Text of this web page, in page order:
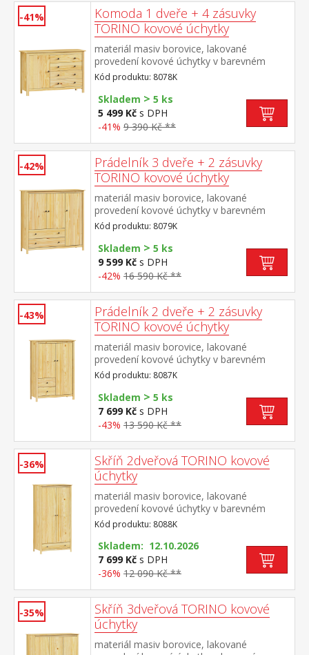
-41%
Komoda 1 dveře + 4 zásuvky
TORINO kovové úchytky
materiál masiv borovice, lakované
provedení kovové úchytky v barevném
provedení černěná mosaz 1 dvířka a 4
zásuvky s kovovými pojezdy
Kód produktu: 8078K
Skladem > 5 ks
5 499 Kč s DPH
-41% 9 390 Kč **
-42%
Prádelník 3 dveře + 2 zásuvky
TORINO kovové úchytky
materiál masiv borovice, lakované
provedení kovové úchytky v barevném
provedení černěná mosaz 3 dvířka a 2
zásuvky s kovovými pojezdy
Kód produktu: 8079K
Skladem > 5 ks
9 599 Kč s DPH
-42% 16 590 Kč **
-43%
Prádelník 2 dveře + 2 zásuvky
TORINO kovové úchytky
materiál masiv borovice, lakované
provedení kovové úchytky v barevném
provedení černěná mosaz 2 dvířka a 2
zásuvky s kovovými pojezdy
Kód produktu: 8087K
Skladem > 5 ks
7 699 Kč s DPH
-43% 13 590 Kč **
-36%
Skříň 2dveřová TORINO kovové
úchytky
materiál masiv borovice, lakované
provedení kovové úchytky v barevném
provedení černěná mosaz šatní skříň
vybavená šatní tyčí a policí ve spodní části
zásuvka s kovovými pojezdy doporučený
nástavec 8188K
Kód produktu: 8088K
Skladem: 12.10.2026
7 699 Kč s DPH
-36% 12 090 Kč **
-35%
Skříň 3dveřová TORINO kovové
úchytky
materiál masiv borovice, lakované